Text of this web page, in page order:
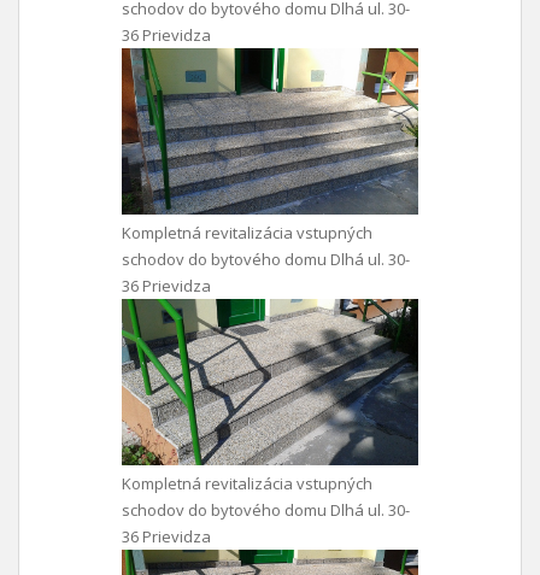
schodov do bytového domu Dlhá ul. 30-
36 Prievidza
Kompletná revitalizácia vstupných
schodov do bytového domu Dlhá ul. 30-
36 Prievidza
Kompletná revitalizácia vstupných
schodov do bytového domu Dlhá ul. 30-
36 Prievidza